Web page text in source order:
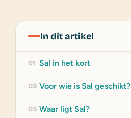
In dit artikel
01 Sal in het kort
02 Voor wie is Sal geschikt?
03 Waar ligt Sal?